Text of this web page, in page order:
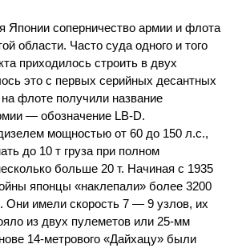
Японии соперничество армии и флота
области. Часто суда одного и того
приходилось строить в двух
это с первых серийных десантных
флоте получили название
— обозначение LB-D.
мощностью от 60 до 150 л.с.,
до 10 т груза при полном
больше 20 т. Начиная с 1935
японцы «наклепали» более 3200
Они имели скорость 7 — 9 узлов, их
из двух пулеметов или 25-мм
14-метрового «Дайхацу» были